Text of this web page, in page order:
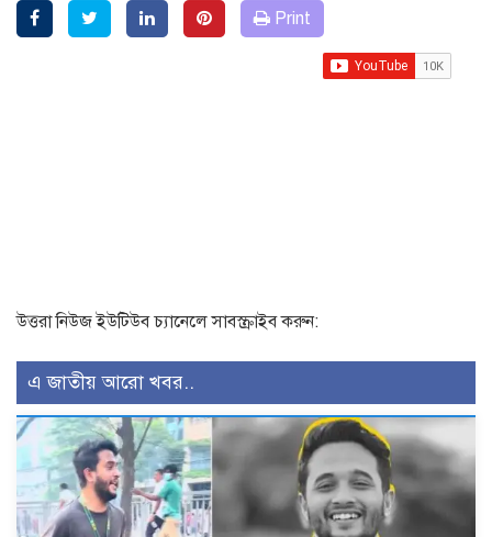
Print
উত্তরা নিউজ ইউটিউব চ্যানেলে সাবস্ক্রাইব করুন:
এ জাতীয় আরো খবর..